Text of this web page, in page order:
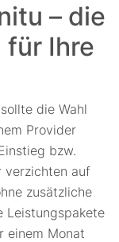
– die
Ihre
die Wahl
Provider
bzw.
verzichten auf
zusätzliche
Leistungspakete
einem Monat